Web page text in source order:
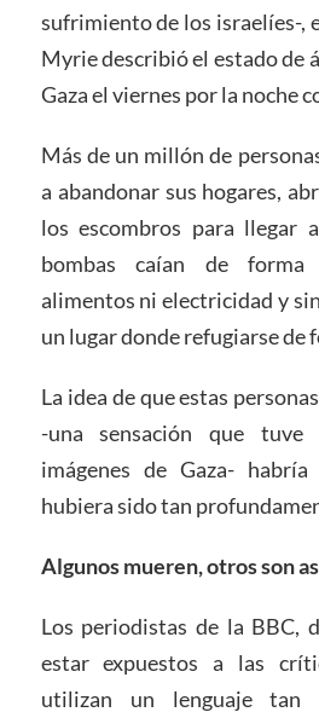
sufrimiento de los israelíes-,
Myrie describió el estado de
Gaza el viernes por la noche
Más de un millón de
a abandonar sus hogares,
los escombros para llegar
bombas caían de forma
alimentos ni electricidad y
un lugar donde refugiarse de
La idea de que estas
-una sensación que
imágenes de Gaza-
hubiera sido tan
Algunos mueren, otros son
Los periodistas de la BBC,
estar expuestos a las
utilizan un lenguaje tan